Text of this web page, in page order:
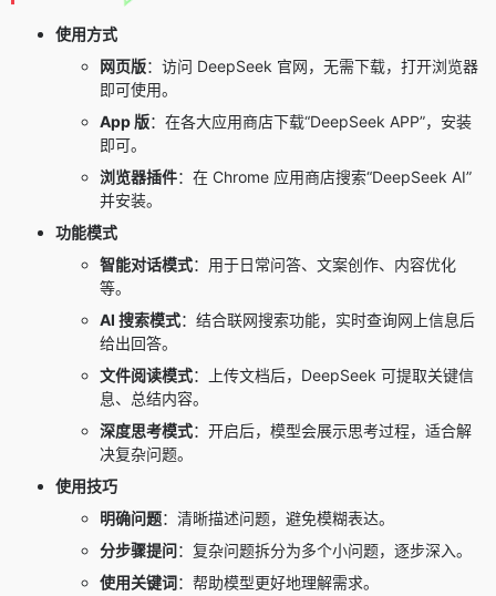
使用方式
网页版：访问 DeepSeek 官网，无需下载，打开浏览器
即可使用。
App 版：在各大应用商店下载“DeepSeek APP”，安装
即可。
浏览器插件：在 Chrome 应用商店搜索“DeepSeek AI”
并安装。
功能模式
智能对话模式：用于日常问答、文案创作、内容优化
等。
AI 搜索模式：结合联网搜索功能，实时查询网上信息后
给出回答。
文件阅读模式：上传文档后，DeepSeek 可提取关键信
息、总结内容。
深度思考模式：开启后，模型会展示思考过程，适合解
决复杂问题。
使用技巧
明确问题：清晰描述问题，避免模糊表达。
分步骤提问：复杂问题拆分为多个小问题，逐步深入。
使用关键词：帮助模型更好地理解需求。